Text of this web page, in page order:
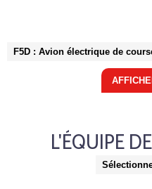
L'ÉQUIPE